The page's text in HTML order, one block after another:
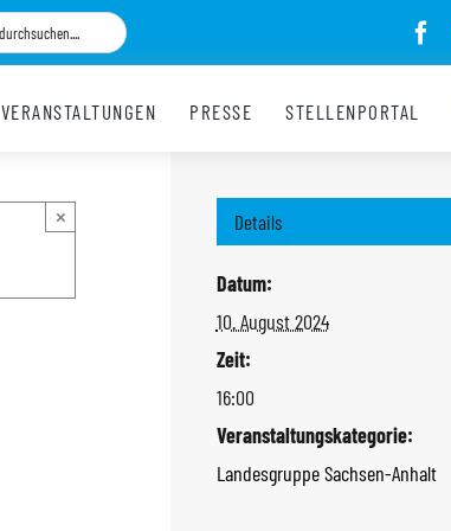
VERANSTALTUNGEN PRESSE STELLENPORTAL
× Details
Datum:
10. August 2024
Zeit:
16:00
Veranstaltungskategorie:
Landesgruppe Sachsen-Anhalt